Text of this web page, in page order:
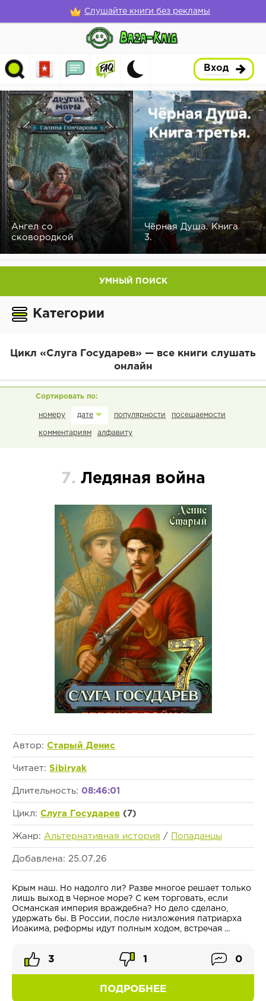
Слушайте книги без рекламы
Вход
Ангел со
сковородкой
Чёрная Душа. Книга
3.
УМНЫЙ ПОИСК
Категории
Цикл «Слуга Государев» — все книги слушать
онлайн
номеру дате популярности посещаемости
комментариям алфавиту
7. Ледяная война
Автор: Старый Денис
Читает: Sibiryak
Длительность: 08:46:01
Цикл: Слуга Государев (7)
Жанр: Альтернативная история / Попаданцы
Добавлена: 25.07.26
Крым наш. Но надолго ли? Разве многое решает только
лишь выход в Черное море? С кем торговать, если
Османская империя враждебна? Но дело сделано,
удержать бы. В России, после низложения патриарха
Иоакима, реформы идут полным ходом, встречая ...
ПОДРОБНЕЕ
3 1 0